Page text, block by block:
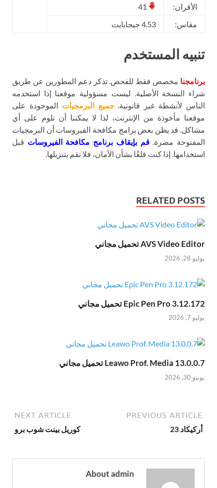
الأقران:
مقاس:
4.53 جيجابايت
تنبيه المستخدم
برنامجنا مخصص فقط للفحص. تذكر دعم المطورين عن طريق
شراء النسخة الأصلية. ليست مسؤولية موقعنا إذا استخدمه
الناس لأنشطة غير قانونية.جميع البرمجيات الموجودة على
موقعنا مأخوذة من الإنترنت، لذا لا يمكننا أن نلوم على أي
مشاكل. قد يظن بعض برامج مكافحة الفيروسات أن البرمجيات
المفتوحة مضرة.قم بإيقاف برنامج مكافحة الفيروسات قبل
استخدامها. إذا كنت قلقًا بشأن الأمان، فلا تقم بتنزيلها.
RELATED POSTS
AVS Video Editor تحميل مجاني
يوليو 28, 2026
Epic Pen Pro 3.12.172 تحميل مجاني
يوليو 7, 2026
Leawo Prof. Media 13.0.0.7 تحميل مجاني
يونيو 30, 2026
PREVIOUS ARTICLE
أركيكاد 23
NEXT ARTICLE
كوريل بينت شوب برو
About admin